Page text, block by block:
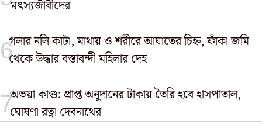
মৎস্যজীবীদের
গলার নলি কাটা, মাথায় ও শরীরে আঘাতের চিহ্ন, ফাঁকা জমি
থেকে উদ্ধার বস্তাবন্দী মহিলার দেহ
অভয়া কাণ্ড: প্রাপ্ত অনুদানের টাকায় তৈরি হবে হাসপাতাল,
ঘোষণা রত্না দেবনাথের